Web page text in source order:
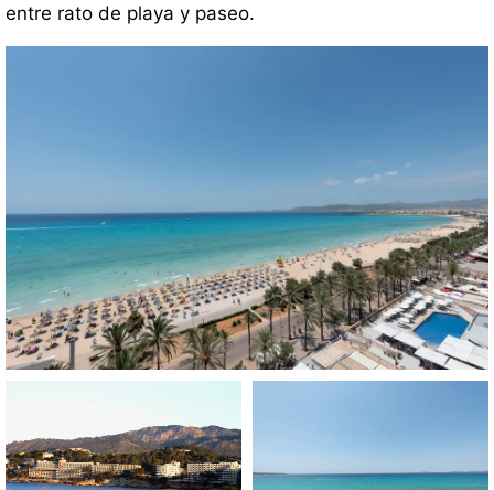
entre rato de playa y paseo.